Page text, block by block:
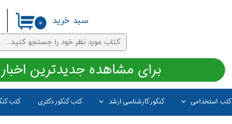
کتب استخدامی کنکور کارشناسی ارشد کتب کنکور دکتری کتب
۰ سبد خرید
برای مشاهده جدیدترین